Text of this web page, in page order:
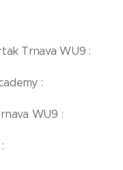
Trnava WU9 :
:
WU9 :